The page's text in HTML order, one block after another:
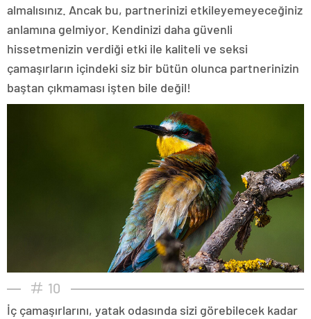
almalısınız. Ancak bu, partnerinizi etkileyemeyeceğiniz
anlamına gelmiyor. Kendinizi daha güvenli
hissetmenizin verdiği etki ile kaliteli ve seksi
çamaşırların içindeki siz bir bütün olunca partnerinizin
baştan çıkmaması işten bile değil!
10
İç çamaşırlarını, yatak odasında sizi görebilecek kadar